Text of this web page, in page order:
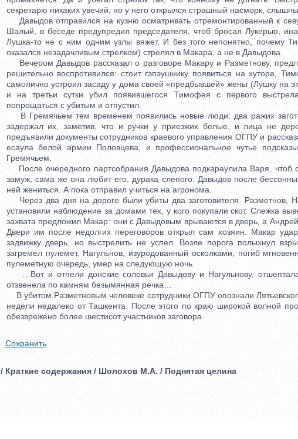
секретарю никаких увечий, но у него открылся страшный насморк,
Давыдов отправился на кузню осматривать отремонтированный к
Шалый, в беседе предупредил председателя, чтоб бросал Лукерью,
Лушка-то не с ним одним узлы вяжет. И без того непонятно, почему
оказался незадачливым стрелком) стрелял в Макара, а не в Давыдова.
Вечером Давыдов рассказал о разговоре Макару и Разметнову,
решительно воспротивился: стоит гэпэушнику появиться на хуторе,
самолично устроил засаду у дома своей «предбывшей» жены (Лушку на
и на третьи сутки убил появившегося Тимофея с первого
попрощаться с убитым и отпустил.
В Гремячьем тем временем появились новые люди: два ражих
задержал их, заметив, что и ручки у приезжих белые, и лица не
предъявили документы сотрудников краевого управления ОГПУ и
есаула белой армии Половцева, и профессиональное чутье
Гремячьем.
После очередного партсобрания Давыдова подкараулила Варя, чтоб
замуж, сама же она любит его, дурака слепого. Давыдов после
ней жениться. А пока отправил учиться на агронома.
Через два дня на дороге были убиты два заготовителя. Разметнов,
установили наблюдение за домами тех, у кого покупали скот. Слежка
захвата предложил Макар: они с Давыдовым врываются в дверь, а
Двери им после недолгих переговоров открыл сам хозяин. Макар
задвижку дверь, но выстрелить не успел. Возле порога полыхнул
загремел пулемет. Нагульнов, изуродованный оскол­ками, погиб
пулеметную очередь, умер на следующую ночь.
…Вот и отпели донские соловьи Давыдову и Нагульнову,
отзвенела по камням безымянная речка…
В убитом Разметновым человеке сотрудники ОГПУ опознали
недели недалеко от Ташкента. После этого по краю широкой волной
обезврежено более шестисот участников заговора.
Сохранить
/ Краткие содержания / Шолохов М.А. / Поднятая целина